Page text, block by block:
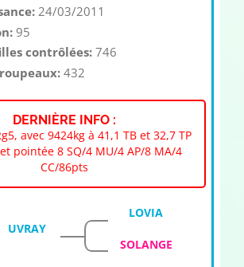
24/03/2011
95
contrôlées:746
432
DERNIÈRE INFO :
avec 9424kg à 41,1 TB et 32,7 TP
pointée 8 SQ/4 MU/4 AP/8 MA/4
CC/86pts
UVRAY
LOVIA
SOLANGE